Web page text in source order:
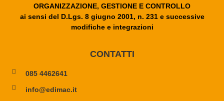
ORGANIZZAZIONE, GESTIONE E CONTROLLO
ai sensi del D.Lgs. 8 giugno 2001, n. 231 e successive
modifiche e integrazioni
CONTATTI
085 4462641
info@edimac.it